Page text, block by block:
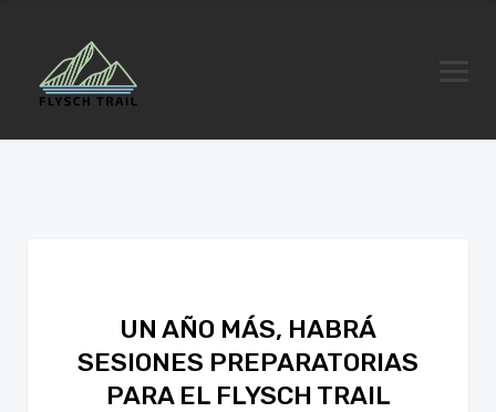
UN AÑO MÁS, HABRÁ
SESIONES PREPARATORIAS
PARA EL FLYSCH TRAIL